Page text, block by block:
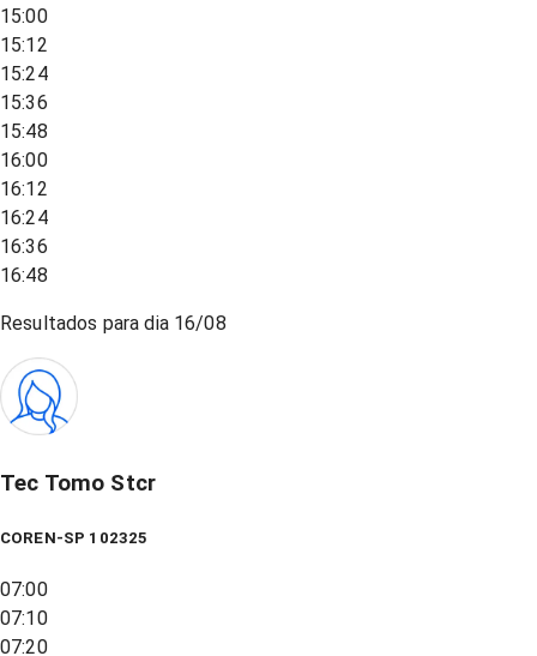
15:00
15:12
15:24
15:36
15:48
16:00
16:12
16:24
16:36
16:48
Resultados para dia 16/08
Tec Tomo Stcr
COREN-SP 102325
07:00
07:10
07:20